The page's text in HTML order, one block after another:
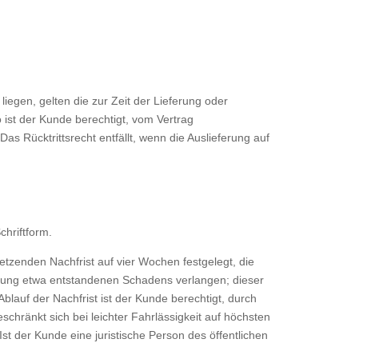
gelten die zur Zeit der Lieferung oder
der Kunde berechtigt, vom Vertrag
Rücktrittsrecht entfällt, wenn die Auslieferung auf
Nachfrist auf vier Wochen festgelegt, die
etwa entstandenen Schadens verlangen; dieser
der Nachfrist ist der Kunde berechtigt, durch
sich bei leichter Fahrlässigkeit auf höchsten
der Kunde eine juristische Person des öffentlichen